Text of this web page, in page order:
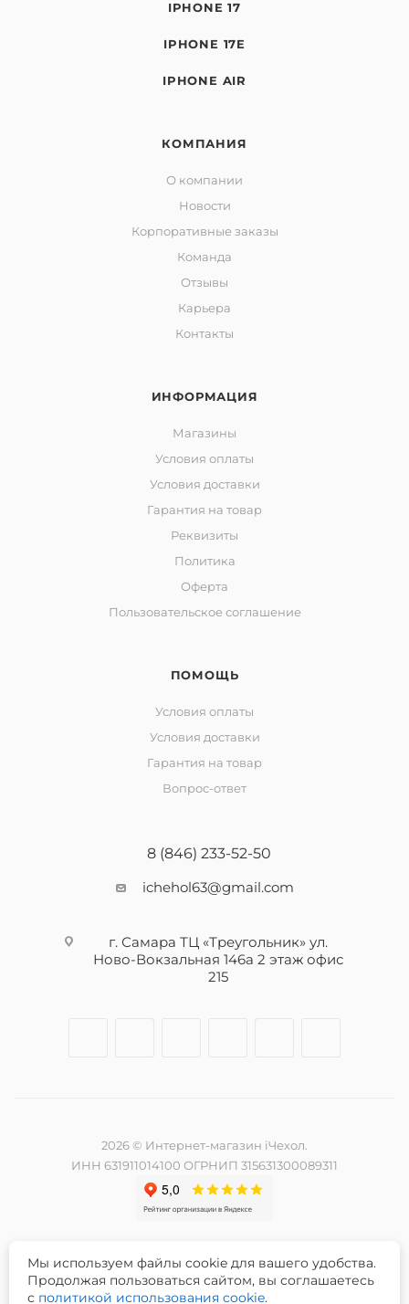
IPHONE 17
IPHONE 17E
IPHONE AIR
КОМПАНИЯ
О компании
Новости
Корпоративные заказы
Команда
Отзывы
Карьера
Контакты
ИНФОРМАЦИЯ
Магазины
Условия оплаты
Условия доставки
Гарантия на товар
Реквизиты
Политика
Оферта
Пользовательское соглашение
ПОМОЩЬ
Условия оплаты
Условия доставки
Гарантия на товар
Вопрос-ответ
8 (846) 233-52-50
ichehol63@gmail.com
г. Самара ТЦ «Треугольник» ул.
Ново-Вокзальная 146а 2 этаж офис
215
2026 © Интернет-магазин iЧехол.
ИНН 631911014100 ОГРНИП 315631300089311
Разработка и продвижение сайта -
Мы используем файлы cookie для вашего удобства.
Продолжая пользоваться сайтом, вы соглашаетесь
с политикой использования cookie.